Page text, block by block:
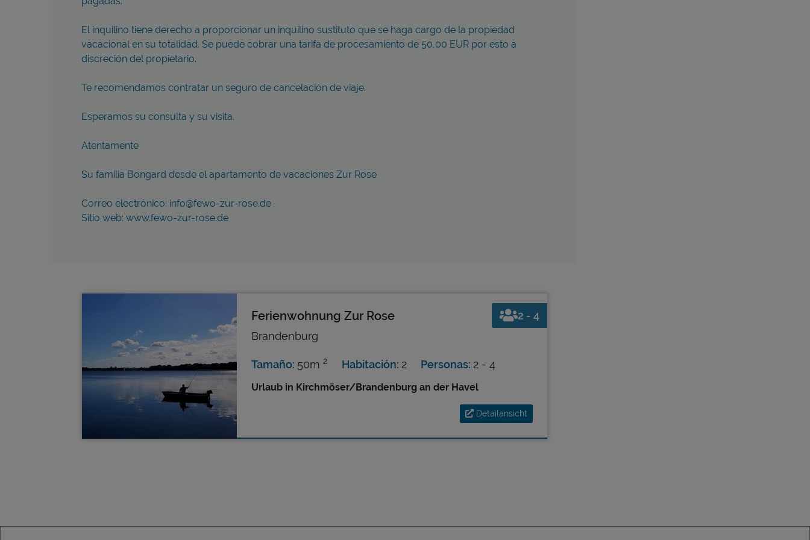
El inquilino tiene derecho a proporcionar un inquilino sustituto que se haga cargo de la propiedad
vacacional en su totalidad. Se puede cobrar una tarifa de procesamiento de 50,00 EUR por esto a
discreción del propietario.
Te recomendamos contratar un seguro de cancelación de viaje.
Esperamos su consulta y su visita.
Atentamente
Su familia Bongard desde el apartamento de vacaciones Zur Rose
Correo electrónico: info@fewo-zur-rose.de
Sitio web: www.fewo-zur-rose.de
Ferienwohnung Zur Rose
Brandenburg
Tamaño: 50m2 Habitación: 2 Personas: 2 - 4
Urlaub in Kirchmöser/Brandenburg an der Havel
Detailansicht
2 - 4